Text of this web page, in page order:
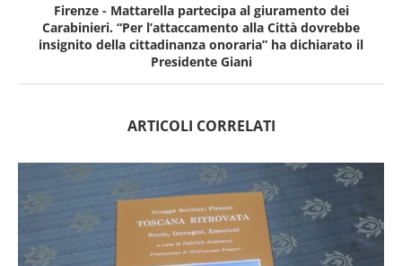
Firenze - Mattarella partecipa al giuramento dei
Carabinieri. “Per l’attaccamento alla Città dovrebbe
insignito della cittadinanza onoraria” ha dichiarato il
Presidente Giani
ARTICOLI CORRELATI